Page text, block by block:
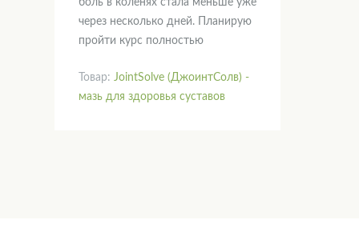
через несколько дней. Планирую
пройти курс полностью
Товар: JointSolve (ДжоинтСолв) -
мазь для здоровья суставов